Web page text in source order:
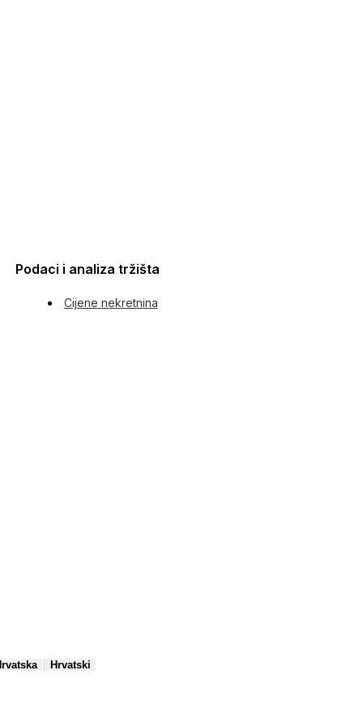
Podaci i analiza tržišta
Cijene nekretnina
Hrvatski